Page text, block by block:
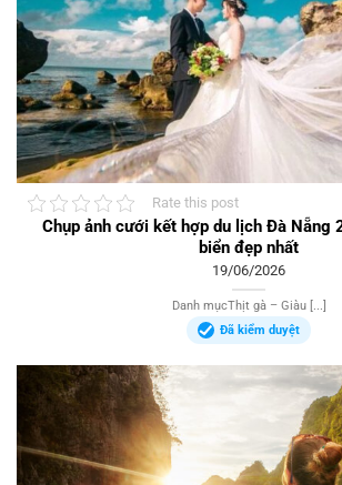
Rate this post
Chụp ảnh cưới kết hợp du lịch Đà Nẵng
biển đẹp nhất
19/06/2026
Danh mụcThịt gà – Giàu [...]
Đã kiểm duyệt